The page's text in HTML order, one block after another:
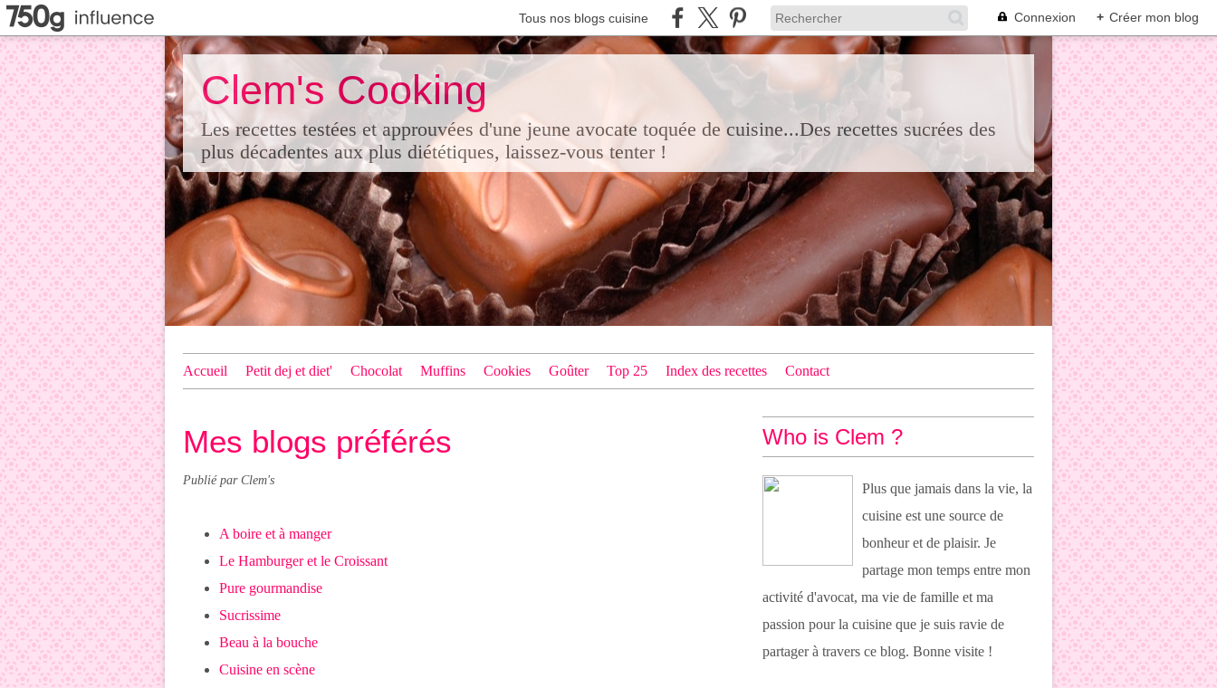
Tous nos blogs cuisine Connexion + Créer mon blog
Clem's Cooking
Les recettes testées et approuvées d'une jeune avocate toquée de cuisine...Des recettes sucrées des
plus décadentes aux plus diététiques, laissez-vous tenter !
Accueil Petit dej et diet' Chocolat Muffins Cookies Goûter Top 25 Index des recettes Contact
Mes blogs préférés
Publié par Clem's
A boire et à manger
Le Hamburger et le Croissant
Pure gourmandise
Sucrissime
Beau à la bouche
Cuisine en scène
Who is Clem ?
Plus que jamais dans la vie, la
cuisine est une source de
bonheur et de plaisir. Je
partage mon temps entre mon
activité d'avocat, ma vie de famille et ma
passion pour la cuisine que je suis ravie de
partager à travers ce blog. Bonne visite !